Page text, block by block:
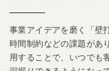
事業アイデアを磨く「壁
時間制約などの課題があ
用することで、いつでも